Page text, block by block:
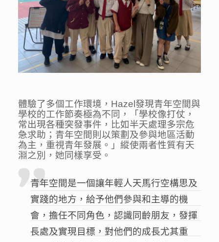
體驗了多個工作環境，Hazel發現青年空間與
學校的工作節奏極為不同，「學校像打仗，
常出現各種突發事件，比如半天處理多宗危
急求助；青年空間則以策劃及參與地區活動
為主，重視青年發展。」縱使兩者性質有天
淵之別，她同樣享受。
青年空間是一個讓年輕人天馬行空構思及
實踐的地方，給予他們參與和主導的機
會，擔任不同角色，認識同齡朋友，發揮
長處及實現目標，對他們的成長尤其重